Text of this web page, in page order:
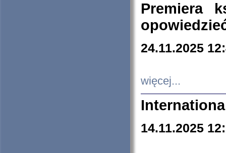
Premiera
24.11.2025
więcej...
14.11.2025